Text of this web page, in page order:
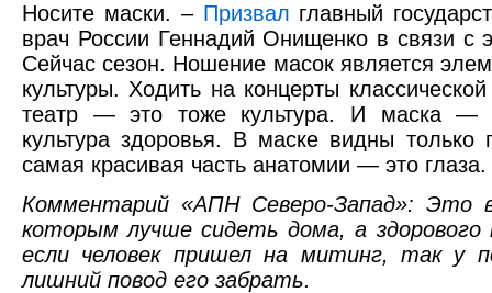
Носите маски. – Призвал главный
врач России Геннадий Онищенко в связи с
Сейчас сезон. Ношение масок является
культуры. Ходить на концерты
театр — это тоже культура. И маска —
культура здоровья. В маске видны
самая красивая часть анатомии — это глаза.
Комментарий «АПН Северо-Запад»: Это
которым лучше сидеть дома, а здорового
если человек пришел на митинг, так у
лишний повод его забрать.